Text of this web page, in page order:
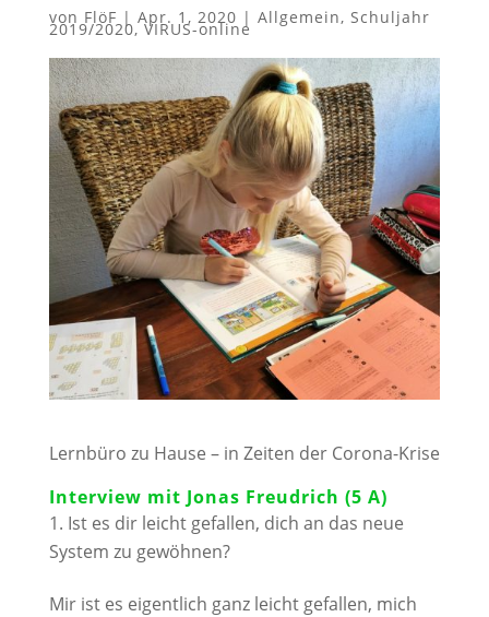
von FlöF | Apr. 1, 2020 | Allgemein, Schuljahr
2019/2020, VIRUS-online
Lernbüro zu Hause – in Zeiten der Corona-Krise
Interview mit Jonas Freudrich (5 A)
Ist es dir leicht gefallen, dich an das neue
System zu gewöhnen?
Mir ist es eigentlich ganz leicht gefallen, mich